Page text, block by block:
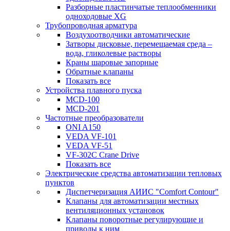
Разборные пластинчатые теплообменники
одноходовые ХG
Трубопроводная арматура
Воздухоотводчики автоматические
Затворы дисковые, перемещаемая среда –
вода, гликолевые растворы
Краны шаровые запорные
Обратные клапаны
Показать все
Устройства плавного пуска
MCD-100
MCD-201
Частотные преобразователи
ONI A150
VEDA VF-101
VEDA VF-51
VF-302C Crane Drive
Показать все
Электрические средства автоматизации тепловых
пунктов
Диспетчеризация АИИС "Comfort Contour"
Клапаны для автоматизации местных
вентиляционных установок
Клапаны поворотные регулирующие и
приводы к ним